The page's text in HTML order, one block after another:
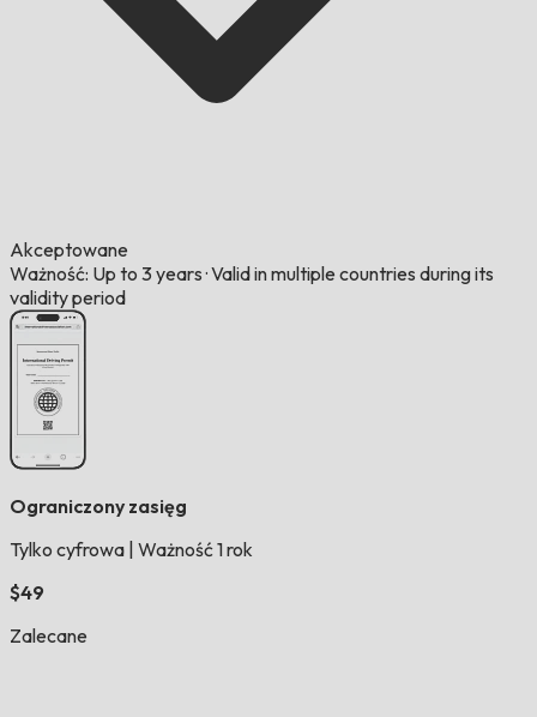
Akceptowane
Ważność: Up to 3 years ·Valid in multiple countries during its
validity period
Ograniczony zasięg
Tylko cyfrowa Ważność 1 rok
$49
Zalecane